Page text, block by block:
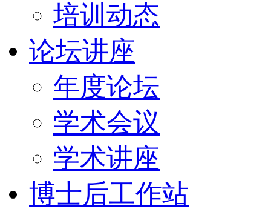
培训动态
论坛讲座
年度论坛
学术会议
学术讲座
博士后工作站